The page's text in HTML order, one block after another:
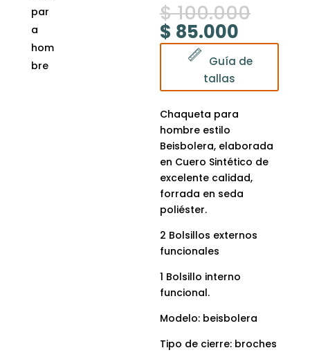
$100.000
$ 85.000
Guía de
tallas
Chaqueta para
hombre estilo
Beisbolera, elaborada
en Cuero Sintético de
excelente calidad,
forrada en seda
poliéster.
2 Bolsillos externos
funcionales
1 Bolsillo interno
funcional.
Modelo: beisbolera
Tipo de cierre: broches